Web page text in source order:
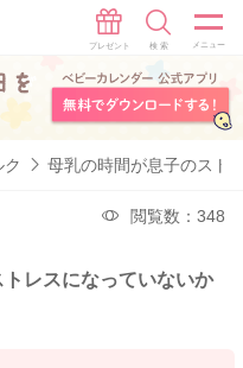
母乳の時間が息子のスト
閲覧数：348
レスになっていないか